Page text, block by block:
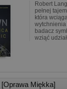
Robert
pełnej
która
badacz
wziąć
[Oprawa Miękka]